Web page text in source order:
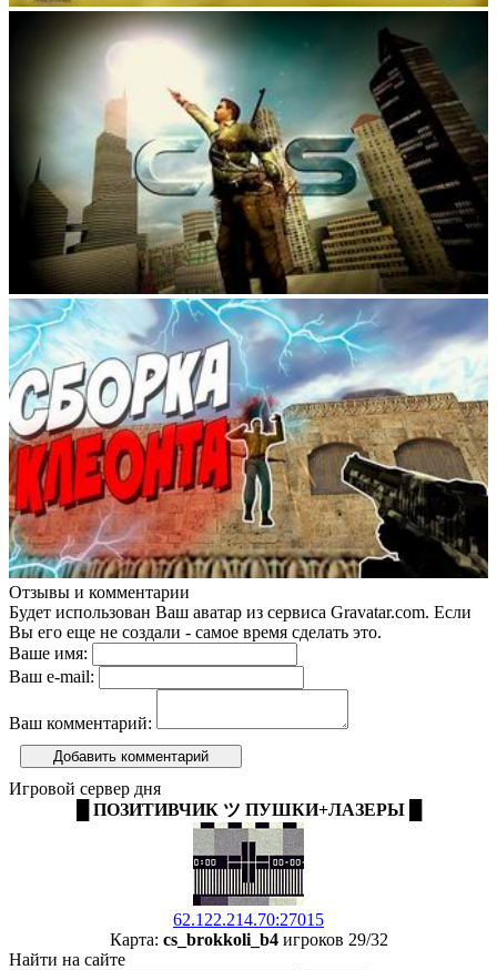
Отзывы и комментарии
Будет использован Ваш аватар из сервиса Gravatar.com. Если
Вы его еще не создали - самое время сделать это.
Ваше имя:
Ваш e-mail:
Ваш комментарий:
Добавить комментарий
Игровой сервер дня
█ ПОЗИТИВЧИК ツ ПУШКИ+ЛАЗЕРЫ █
62.122.214.70:27015
Карта: cs_brokkoli_b4игроков 29/32
Найти на сайте